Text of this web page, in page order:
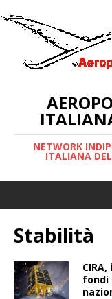
NETWORK
ITALIANA
Stabilità
fondi